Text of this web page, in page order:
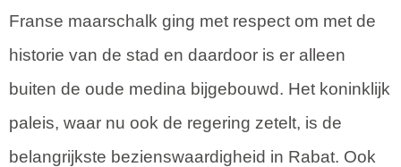
Franse maarschalk ging met respect om met de
historie van de stad en daardoor is er alleen
buiten de oude medina bijgebouwd. Het koninklijk
paleis, waar nu ook de regering zetelt, is de
belangrijkste bezienswaardigheid in Rabat. Ook